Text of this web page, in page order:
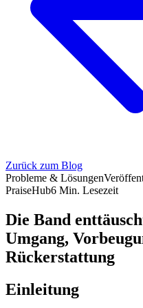
Zurück zum Blog
Probleme & Lösungen
PraiseHub6 Min. Lesezeit
Die Band
Umgang,
Rückerstattung
Einleitung